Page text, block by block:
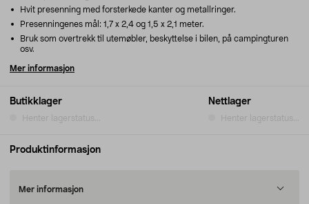
Butikklager
Henter lagerstatus...
Nettlager
Henter lagerstatus...
Hvit presenning med forsterkede kanter og metallringer.
Presenningenes mål: 1,7 x 2,4 og 1,5 x 2,1 meter.
Bruk som overtrekk til utemøbler, beskyttelse i bilen, på campingturen
osv.
Mer informasjon
Produktinformasjon
Mer informasjon